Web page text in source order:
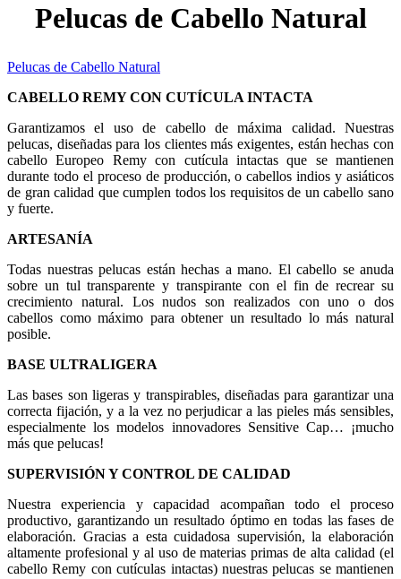
Pelucas de Cabello Natural
Pelucas de Cabello Natural
CABELLO REMY CON CUTÍCULA INTACTA
Garantizamos el uso de cabello de máxima calidad. Nuestras
pelucas, diseñadas para los clientes más exigentes, están hechas con
cabello Europeo Remy con cutícula intactas que se mantienen
durante todo el proceso de producción, o cabellos indios y asiáticos
de gran calidad que cumplen todos los requisitos de un cabello sano
y fuerte.
ARTESANÍA
Todas nuestras pelucas están hechas a mano. El cabello se anuda
sobre un tul transparente y transpirante con el fin de recrear su
crecimiento natural. Los nudos son realizados con uno o dos
cabellos como máximo para obtener un resultado lo más natural
posible.
BASE ULTRALIGERA
Las bases son ligeras y transpirables, diseñadas para garantizar una
correcta fijación, y a la vez no perjudicar a las pieles más sensibles,
especialmente los modelos innovadores Sensitive Cap… ¡mucho
más que pelucas!
SUPERVISIÓN Y CONTROL DE CALIDAD
Nuestra experiencia y capacidad acompañan todo el proceso
productivo, garantizando un resultado óptimo en todas las fases de
elaboración. Gracias a esta cuidadosa supervisión, la elaboración
altamente profesional y al uso de materias primas de alta calidad (el
cabello Remy con cutículas intactas) nuestras pelucas se mantienen